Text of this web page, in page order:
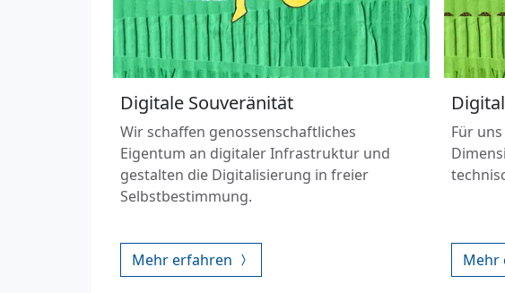
Digitale Souveränität
Wir schaffen genossenschaftliches
Eigentum an digitaler Infrastruktur und
gestalten die Digitalisierung in freier
Selbstbestimmung.
Mehr erfahren
Für
Mehr